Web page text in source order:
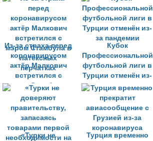
запланированные
мероприятия
17%
Из-за страха перед
коронавирусом
актёр Малкович
встретился с
мэром Стамбула в
латексных
перчатках
Кубок
Профессиональной
футбольной лиги в
Турции отменён из-
за пандемии
«Турки не
Турция временно